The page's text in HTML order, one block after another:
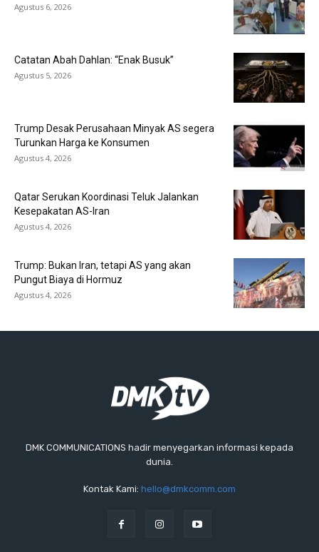
Agustus 6, 2026
Catatan Abah Dahlan: “Enak Busuk”
Agustus 5, 2026
Trump Desak Perusahaan Minyak AS segera
Turunkan Harga ke Konsumen
Agustus 4, 2026
Qatar Serukan Koordinasi Teluk Jalankan
Kesepakatan AS-Iran
Agustus 4, 2026
Trump: Bukan Iran, tetapi AS yang akan
Pungut Biaya di Hormuz
Agustus 4, 2026
DMK COMMUNICATIONS hadir menyegarkan informasi kepada
dunia.
Kontak Kami: hello@dmkcomm.com